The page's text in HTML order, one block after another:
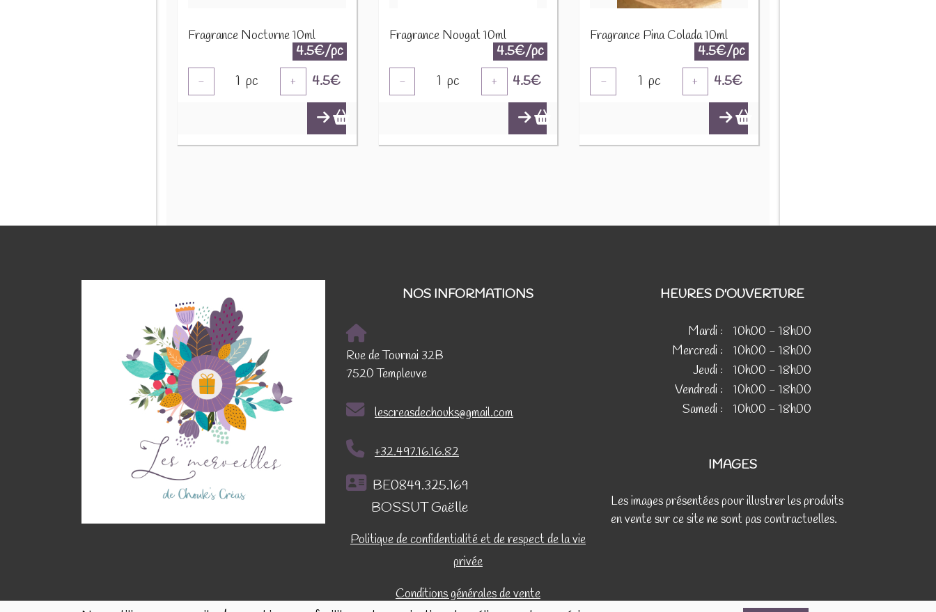
Fragrance Nocturne 10ml
4.5€/pc
- 1 pc + 4.5€
Fragrance Nougat 10ml
4.5€/pc
- 1 pc + 4.5€
Fragrance Pina Colada 10ml
4.5€/pc
- 1 pc + 4.5€
NOS INFORMATIONS
Rue de Tournai 32B
7520 Templeuve
lescreasdechouks@gmail.com
+32.497.16.16.82
BE0849.325.169
BOSSUT Gaëlle
Politique de confidentialité et de respect de la vie
privée
Conditions générales de vente
HEURES D'OUVERTURE
Mardi :
10h00 - 18h00
Mercredi :
10h00 - 18h00
Jeudi :
10h00 - 18h00
Vendredi :
10h00 - 18h00
Samedi :
10h00 - 18h00
IMAGES
Les images présentées pour illustrer les produits
en vente sur ce site ne sont pas contractuelles.